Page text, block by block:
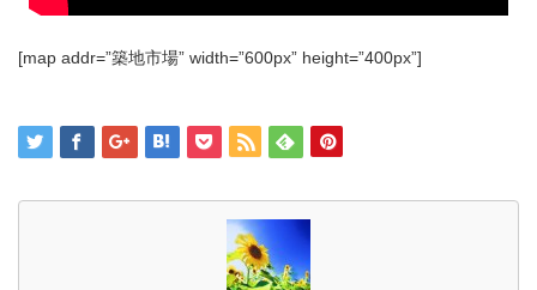
[map addr=”築地市場” width=”600px” height=”400px”]